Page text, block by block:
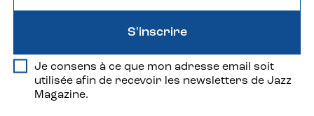
Je consens à ce que mon adresse email soit
utilisée afin de recevoir les newsletters de Jazz
Magazine.
S'inscrire